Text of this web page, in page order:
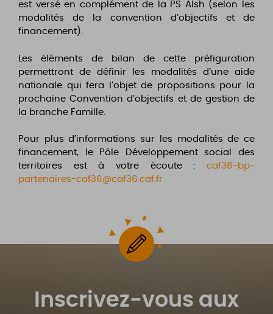
est versé en complément de la PS Alsh (selon les
modalités de la convention d’objectifs et de
financement).
Les éléments de bilan de cette préfiguration
permettront de définir les modalités d’une aide
nationale qui fera l’objet de propositions pour la
prochaine Convention d’objectifs et de gestion de
la branche Famille.
Pour plus d’informations sur les modalités de ce
financement, le Pôle Développement social des
territoires est à votre écoute : caf36-bp-
partenaires-caf36@caf36.caf.fr
Inscrivez-vous aux